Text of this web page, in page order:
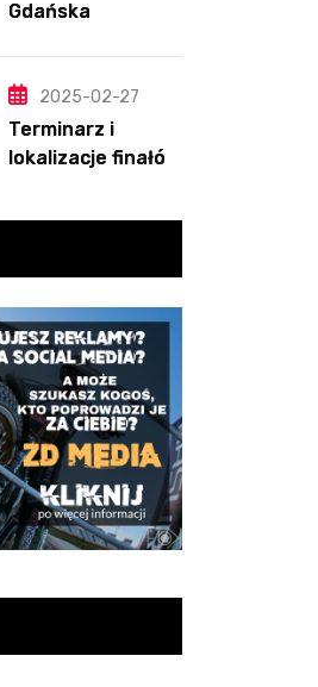
Gdańska
2025-02-27
Terminarz i
lokalizacje finałów